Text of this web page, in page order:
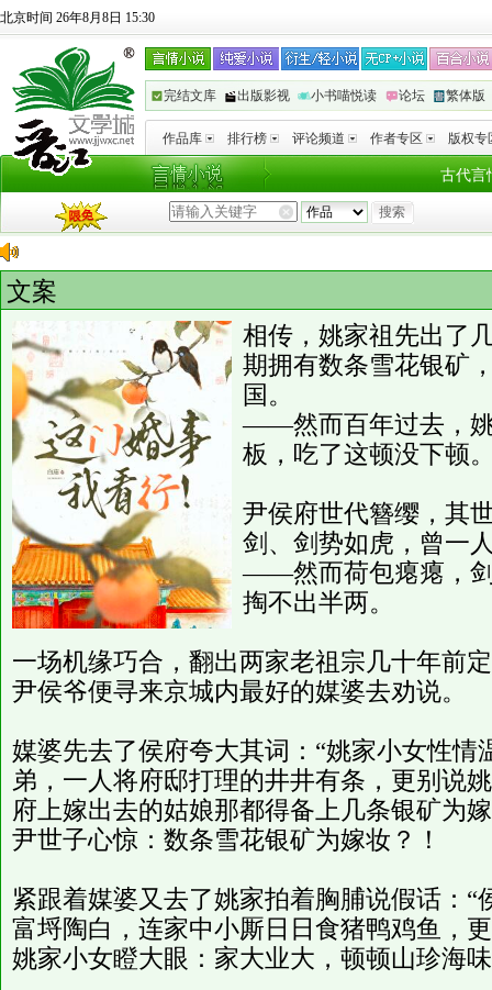
北京时间 26年8月8日 15:30
完结文库 出版影视 小书喵悦读 论坛 繁体版
作品库 排行榜 评论频道 作者专区 版权专
古代言
文案
相传，姚家祖先出了
期拥有数条雪花银矿
国。
——然而百年过去，
板，吃了这顿没下顿
尹侯府世代簪缨，其
剑、剑势如虎，曾一
——然而荷包瘪瘪，
掏不出半两。
一场机缘巧合，翻出两家老祖宗几十年前
尹侯爷便寻来京城内最好的媒婆去劝说。
媒婆先去了侯府夸大其词：“姚家小女性情
弟，一人将府邸打理的井井有条，更别说
府上嫁出去的姑娘那都得备上几条银矿为
尹世子心惊：数条雪花银矿为嫁妆？！
紧跟着媒婆又去了姚家拍着胸脯说假话：
富埒陶白，连家中小厮日日食猪鸭鸡鱼，
姚家小女瞪大眼：家大业大，顿顿山珍海